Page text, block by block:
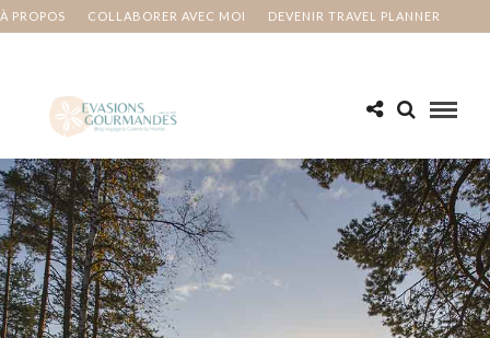
À PROPOS COLLABORER AVEC MOI DEVENIR TRAVEL PLANNER